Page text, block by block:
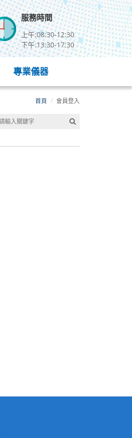
服務時間
上午:08:30-12:30
下午:13:30-17:30
專業儀器
首頁 會員登入